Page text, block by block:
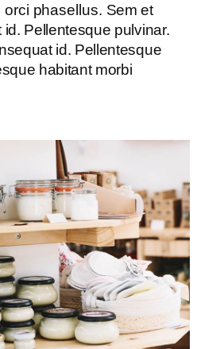
orci phasellus. Sem et
Pellentesque pulvinar.
id. Pellentesque
habitant morbi